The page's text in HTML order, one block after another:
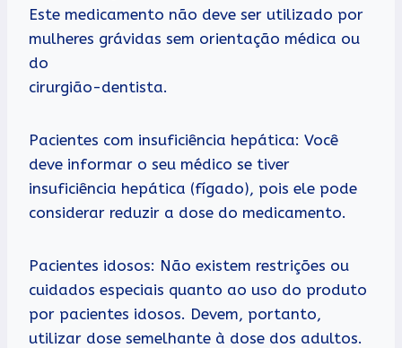
Este medicamento não deve ser utilizado por
mulheres grávidas sem orientação médica ou
do
cirurgião-dentista.
Pacientes com insuficiência hepática: Você
deve informar o seu médico se tiver
insuficiência hepática (fígado), pois ele pode
considerar reduzir a dose do medicamento.
Pacientes idosos: Não existem restrições ou
cuidados especiais quanto ao uso do produto
por pacientes idosos. Devem, portanto,
utilizar dose semelhante à dose dos adultos.